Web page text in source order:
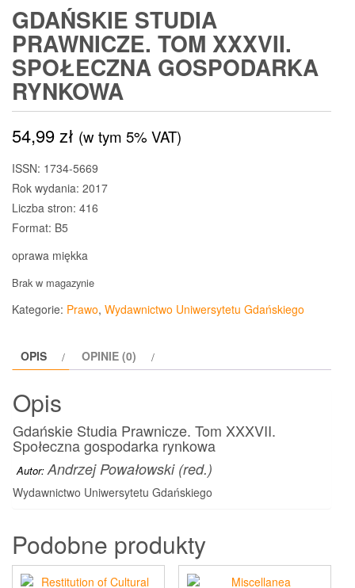
GDAŃSKIE STUDIA
PRAWNICZE. TOM XXXVII.
SPOŁECZNA GOSPODARKA
RYNKOWA
54,99zł (w tym 5% VAT)
ISSN: 1734-5669
Rok wydania: 2017
Liczba stron: 416
Format: B5
oprawa miękka
Brak w magazynie
Kategorie: Prawo, Wydawnictwo Uniwersytetu Gdańskiego
OPIS OPINIE (0)
Opis
Gdańskie Studia Prawnicze. Tom XXXVII.
Społeczna gospodarka rynkowa
Autor:Andrzej Powałowski (red.)
Wydawnictwo Uniwersytetu Gdańskiego
Podobne produkty